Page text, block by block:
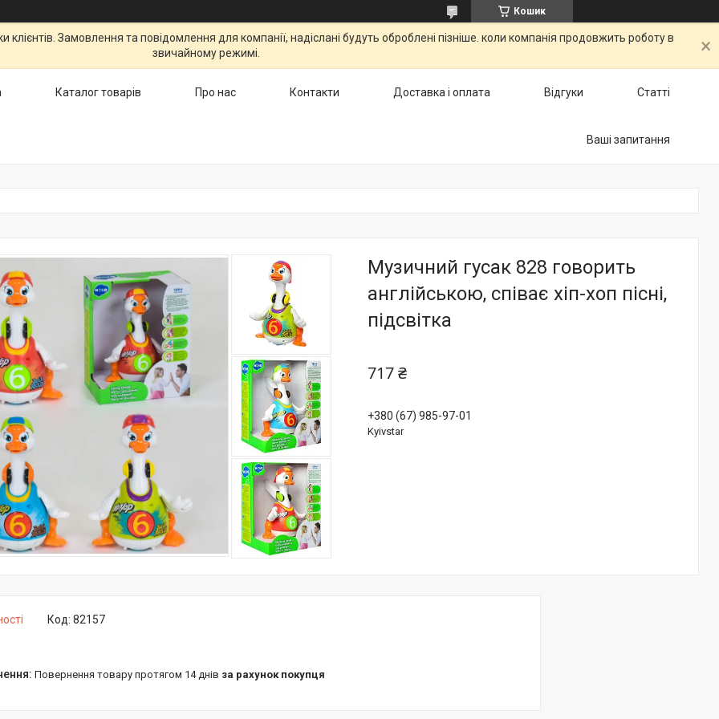
Кошик
Замовлення та повідомлення для компанії, надіслані будуть оброблені пізніше. коли компанія продовжить роботу в
звичайному режимі.
Каталог товарів Про нас Контакти Доставка і оплата Відгуки Статті
Ваші запитання
Музичний гусак 828 говорить
англійською, співає хіп-хоп пісні,
підсвітка
717 ₴
+380 (67) 985-97-01
Kyivstar
Код: 82157
повернення товару протягом 14 днів за рахунок покупця